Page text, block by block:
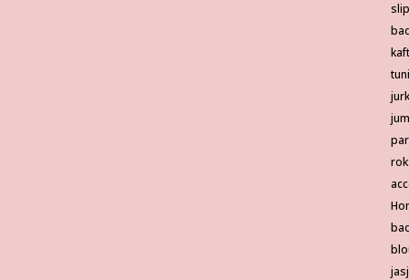
slip
rok